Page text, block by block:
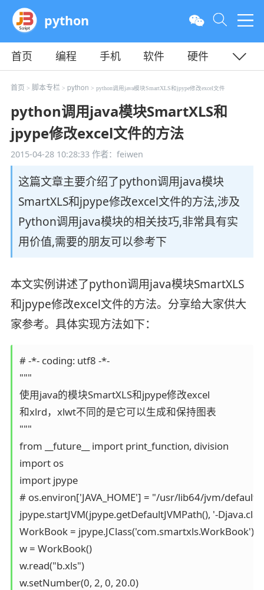
python
首页 编程 手机 软件
硬件
教程
平面 服务器
首页 > 脚本专栏> python > python调用java模块SmartXLS和jpype修改excel文件
python调用java模块SmartXLS和
jpype修改excel文件的方法
2015-04-28 10:28:33作者：feiwen
这篇文章主要介绍了python调用java模块
SmartXLS和jpype修改excel文件的方法,涉及
Python调用java模块的相关技巧,非常具有实
用价值,需要的朋友可以参考下
本文实例讲述了python调用java模块SmartXLS
和jpype修改excel文件的方法。分享给大家供大
家参考。具体实现方法如下：
# -*- coding: utf8 -*-
"""
使用java的模块SmartXLS和jpype修改excel
和xlrd，xlwt不同的是它可以生成和保持图表
"""
from __future__ import print_function, division
import os
import jpype
# os.environ['JAVA_HOME'] = "/usr/lib64/jvm/default-
jpype.startJVM(jpype.getDefaultJVMPath(), '-
WorkBook = jpype.JClass('com.smartxls.WorkBook')
w = WorkBook()
w.read("b.xls")
w.setNumber(0, 2, 0, 20.0)